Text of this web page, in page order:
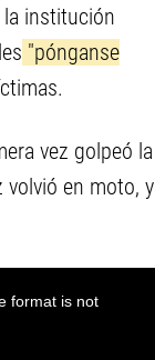
institución
"pónganse
vez golpeó la
volvió en moto, y